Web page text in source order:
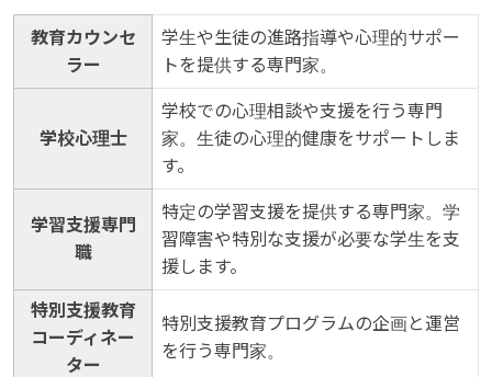
教育カウンセ
ラー
学生や生徒の進路指導や心理的サポー
トを提供する専門家。
学校心理士
学校での心理相談や支援を行う専門
家。生徒の心理的健康をサポートしま
す。
学習支援専門
職
特定の学習支援を提供する専門家。学
習障害や特別な支援が必要な学生を支
援します。
特別支援教育
コーディネー
ター
特別支援教育プログラムの企画と運営
を行う専門家。